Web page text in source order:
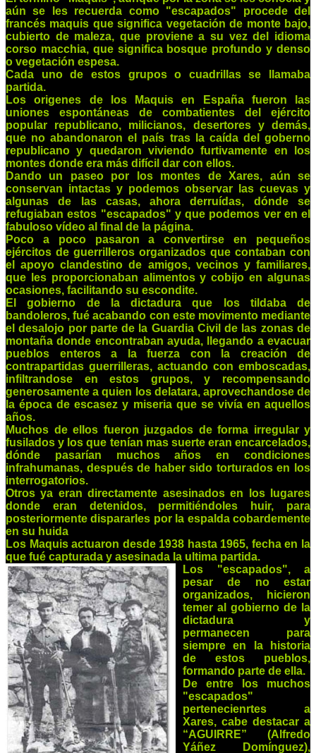
aún se les recuerda como "escapados" procede del
francés maquis que significa vegetación de monte bajo,
cubierto de maleza, que proviene a su vez del idioma
corso macchia, que significa bosque profundo y denso
o vegetación espesa.
Cada uno de estos grupos o cuadrillas se llamaba
partida.
Los origenes de los Maquis en España fueron las
uniones espontáneas de combatientes del ejército
popular republicano, milicianos, desertores y demás,
que no abandonaron el país tras la caída del goberno
republicano y quedaron viviendo furtivamente en los
montes donde era más difícil dar con ellos.
Dando un paseo por los montes de Xares, aún se
conservan intactas y podemos observar las cuevas y
algunas de las casas, ahora derruídas, dónde se
refugiaban estos "escapados" y que podemos ver en el
fabuloso vídeo al final de la página.
Poco a poco pasaron a convertirse en pequeños
ejércitos de guerrilleros organizados que contaban con
el apoyo clandestino de amigos, vecinos y familiares,
que les proporcionaban alimentos y cobijo en algunas
ocasiones, facilitando su escondite.
El gobierno de la dictadura que los tildaba de
bandoleros, fué acabando con este movimento mediante
el desalojo por parte de la Guardia Civil de las zonas de
montaña donde encontraban ayuda, llegando a evacuar
pueblos enteros a la fuerza con la creación de
contrapartidas guerrilleras, actuando con emboscadas,
infiltrandose en estos grupos, y recompensando
generosamente a quien los delatara, aprovechandose de
la época de escasez y miseria que se vivía en aquellos
años.
Muchos de ellos fueron juzgados de forma irregular y
fusilados y los que tenían mas suerte eran encarcelados,
dónde pasarían muchos años en condiciones
infrahumanas, después de haber sido torturados en los
interrogatorios.
Otros ya eran directamente asesinados en los lugares
donde eran detenidos, permitiéndoles huir, para
posteriormente dispararles por la espalda cobardemente
en su huida
Los Maquis actuaron desde 1938 hasta 1965, fecha en la
que fué capturada y asesinada la ultima partida.
Los "escapados", a
pesar de no estar
organizados, hicieron
temer al gobierno de la
dictadura y
permanecen para
siempre en la historia
de estos pueblos,
formando parte de ella.
De entre los muchos
"escapados"
pertenecienrtes a
Xares, cabe destacar a
“AGUIRRE” (Alfredo
Yáñez Domínguez),